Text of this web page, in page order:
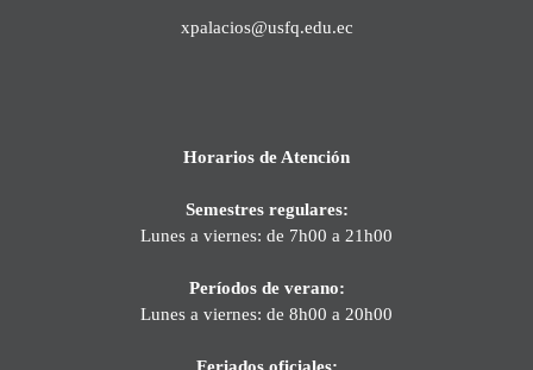
xpalacios@usfq.edu.ec
Horarios de Atención
Semestres regulares:
Lunes a viernes: de 7h00 a 21h00
Períodos de verano:
Lunes a viernes: de 8h00 a 20h00
Feriados oficiales: